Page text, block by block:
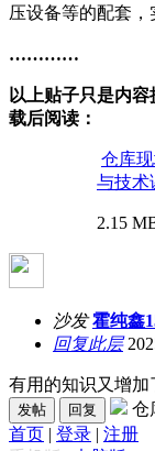
压设备等的配套，
…………
以上贴子只是内
载后阅读：
仓库
与技术
2.15
沙发 霍纯鑫
回复此层
有用的知识又增加
发帖 回复
仓
首页 | 登录 | 注册